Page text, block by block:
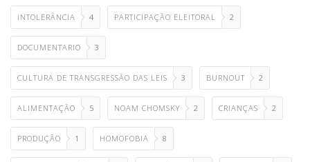
INTOLERÂNCIA 4 PARTICIPAÇÃO ELEITORAL 2
DOCUMENTARIO 3
CULTURA DE TRANSGRESSÃO DAS LEIS 3 BURNOUT 2
ALIMENTAÇÃO 5 NOAM CHOMSKY 2 CRIANÇAS 2
PRODUÇÃO 1 HOMOFOBIA 8